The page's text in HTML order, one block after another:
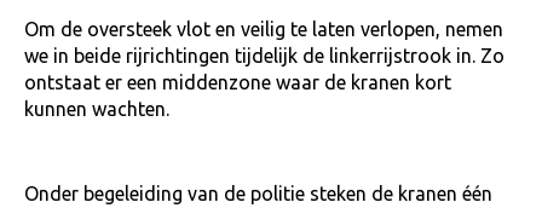
Om de oversteek vlot en veilig te laten verlopen, nemen
we in beide rijrichtingen tijdelijk de linkerrijstrook in. Zo
ontstaat er een middenzone waar de kranen kort
kunnen wachten.
Onder begeleiding van de politie steken de kranen één